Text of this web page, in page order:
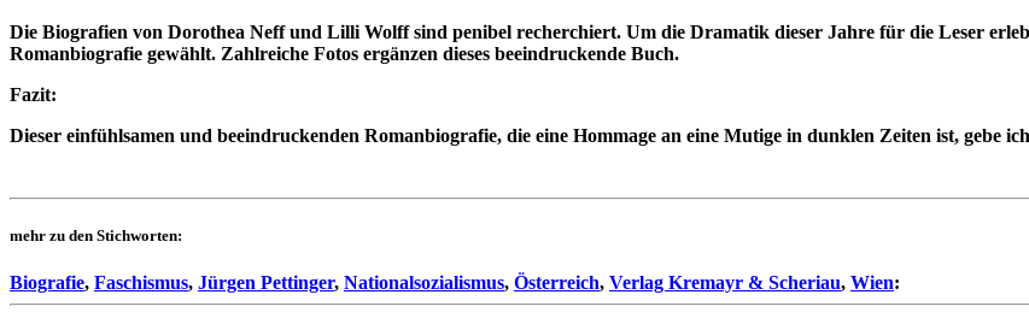
Die Biografien von Dorothea Neff und Lilli Wolff sind penibel recherchiert. Um die Dramatik dieser Jahre für die Leser
Romanbiografie gewählt. Zahlreiche Fotos ergänzen dieses beeindruckende Buch.
Fazit:
Dieser einfühlsamen und beeindruckenden Romanbiografie, die eine Hommage an eine Mutige in dunklen Zeiten ist, gebe
mehr zu den Stichworten:
Biografie, Faschismus, Jürgen Pettinger, Nationalsozialismus, Österreich, Verlag Kremayr & Scheriau, Wien: